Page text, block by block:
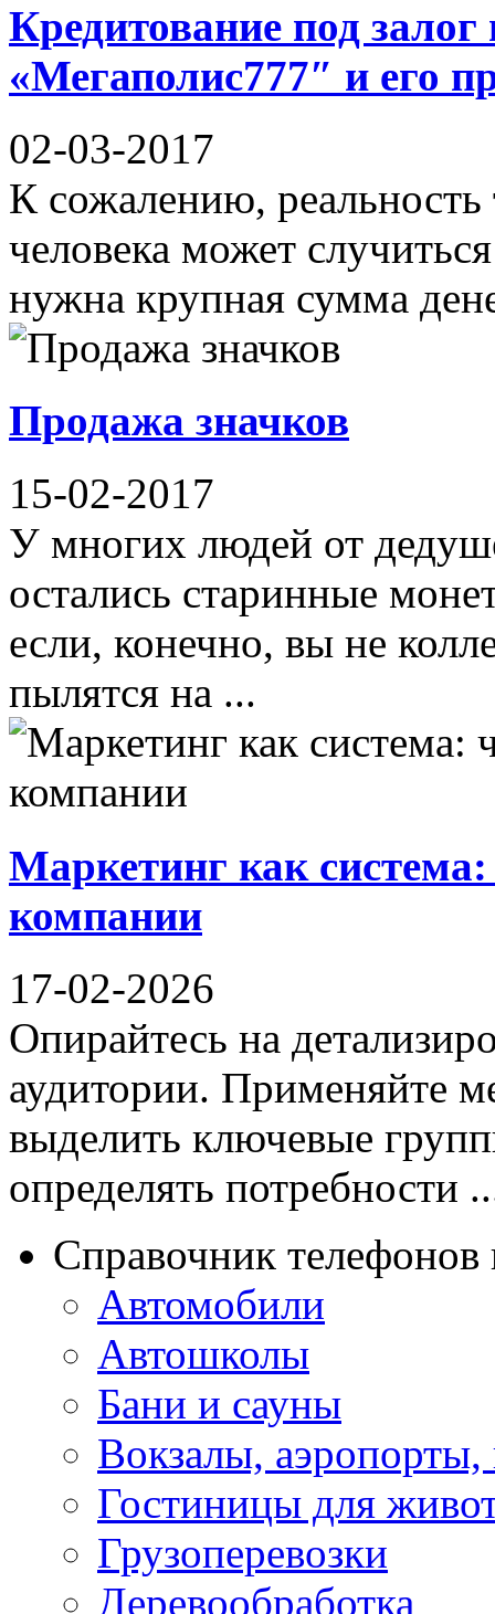
Кредитование под
«Мегаполис777″ и его
02-03-2017
К сожалению, реальность
человека может
нужна крупная сумма
Продажа значков
15-02-2017
У многих людей от
остались старинные
если, конечно, вы не
пылятся на ...
Маркетинг как
компании
17-02-2026
Опирайтесь на
аудитории. Применяйте
выделить ключевые
определять потребности
Справочник
Автомобили
Автошколы
Бани и сауны
Вокзалы,
Гостиницы для
Грузоперевозки
Деревообработка